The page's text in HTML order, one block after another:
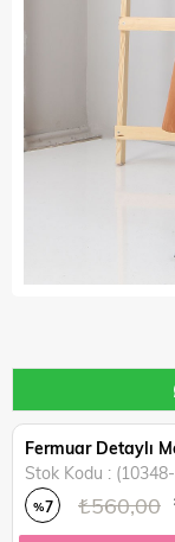
Fermuar Detaylı
Stok Kodu
%7 ₺560,00